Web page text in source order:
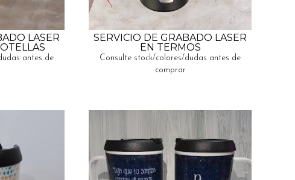
LASER
antes de
SERVICIO DE GRABADO LASER
EN TERMOS
Consulte stock/colores/dudas antes de
comprar